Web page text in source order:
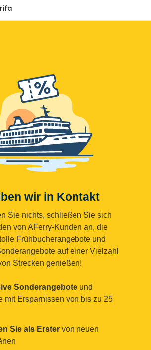
wir in Kontakt
Sie nichts, schließen Sie sich
von AFerry-Kunden an, die
Frühbucherangebote und
auf einer Vielzahl
Strecken genießen!
Sonderangebote und
mit Ersparnissen von bis zu 25
Sie als Erster von neuen